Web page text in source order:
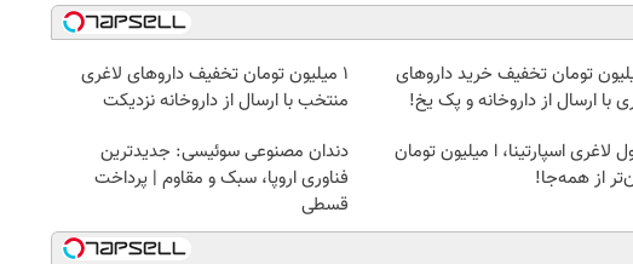
تومان تخفیف خرید داروهای
با ارسال از داروخانه و پک یخ!
۱ میلیون تومان تخفیف داروهای لاغری
منتخب با ارسال از داروخانه نزدیکت
لاغری اسپارتینا، ا میلیون تومان
از همه‌جا!
دندان مصنوعی سوئیسی: جدیدترین
فناوری اروپا، سبک و مقاوم | پرداخت
قسطی